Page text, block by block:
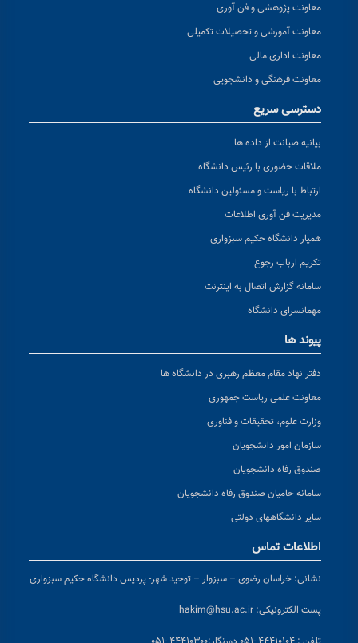
معاونت پژوهشی و فن آوری
معاونت آموزشی و تحصیلات تکمیلی
معاونت اداری مالی
معاونت فرهنگی و دانشجویی
دسترسی سریع
بیانیه صیانت از داده ها
ملاقات حضوری با رئیس دانشگاه
ارتباط با ریاست و مسئولین دانشگاه
مدیریت فن آوری اطلاعات
همیار دانشگاه حکیم سبزواری
تکریم ارباب رجوع
سامانه گزارش اتصال به اینترنت
مهمانسرای دانشگاه
پیوند ها
دفتر نهاد مقام معظم رهبری در دانشگاه ها
معاونت علمی ریاست جمهوری
وزارت علوم، تحقیقات و فناوری
سازمان امور دانشجویان
صندوق رفاه دانشجویان
سامانه حامیان صندوق رفاه دانشجویان
سایر دانشگاههای دولتی
اطلاعات تماس
نشانی: خراسان رضوی – سبزوار – توحید شهر- پردیس دانشگاه حکیم سبزواری
پست الکترونیکی: hakim@hsu.ac.ir